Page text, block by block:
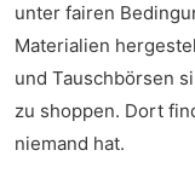
unter fairen
Materialien
und Tauschbörsen
zu shoppen. Dort
niemand hat.